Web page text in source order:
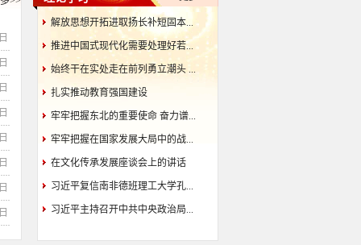
解放思想开拓进取扬长补短固本...
推进中国式现代化需要处理好若...
始终干在实处走在前列勇立潮头 ...
扎实推动教育强国建设
牢牢把握东北的重要使命 奋力谱...
牢牢把握在国家发展大局中的战...
在文化传承发展座谈会上的讲话
习近平复信南非德班理工大学孔...
习近平主持召开中共中央政治局...